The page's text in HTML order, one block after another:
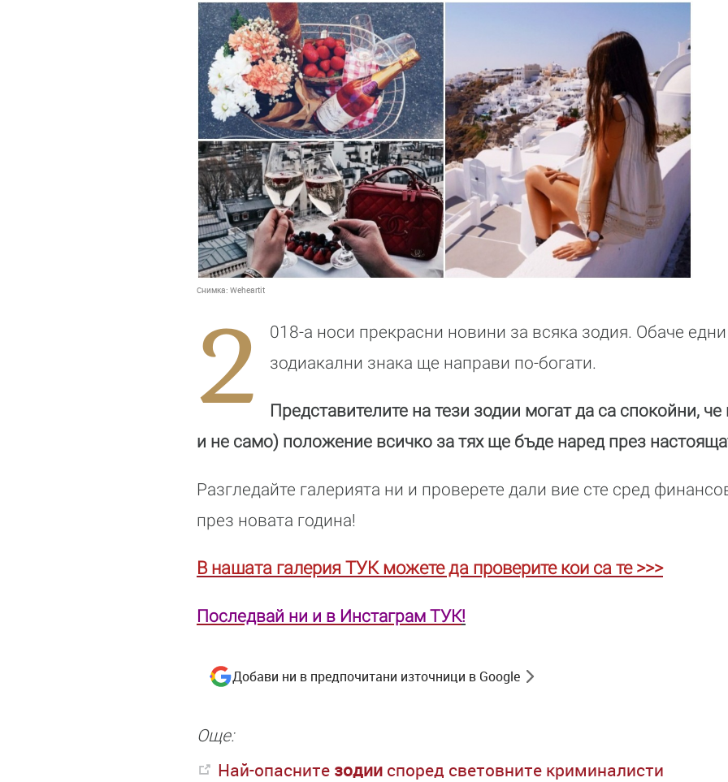
Снимка: Weheartit
2
018-а носи прекрасни новини за всяка зодия. Обаче
зодиакални знака ще направи по-богати.
Представителите на тези зодии могат да са спокойни,
и не само) положение всичко за тях ще бъде наред през
Разгледайте галерията ни и проверете дали вие сте сред
през новата година!
В нашата галерия ТУК можете да проверите кои са те >>>
Последвай ни и в Инстаграм ТУК!
Добави ни в предпочитани източници в Google
Още:
Най-опасните зодии според световните криминалисти